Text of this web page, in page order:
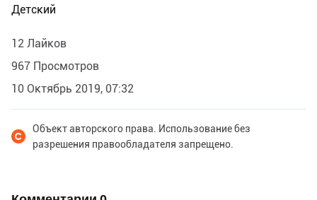
Детский
12 Лайков
967 Просмотров
10 Октябрь 2019, 07:32
Объект авторского права. Использование без
разрешения правообладателя запрещено.